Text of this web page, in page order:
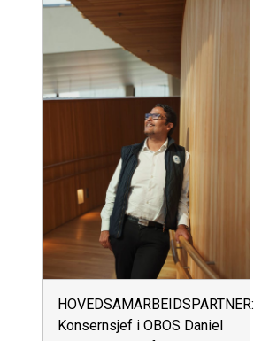
HOVEDSAMARBEIDSPARTNER:
Konsernsjef i OBOS Daniel